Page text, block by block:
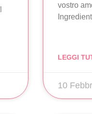
vostro
LEGGI
10